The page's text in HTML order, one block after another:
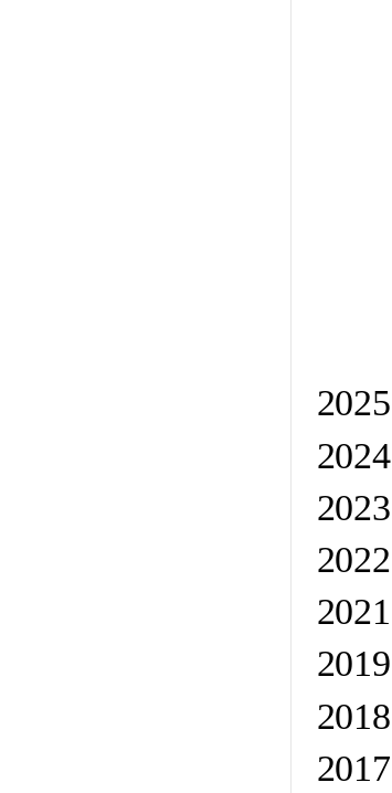
2025
2024
2023
2022
2021
2019
2018
2017